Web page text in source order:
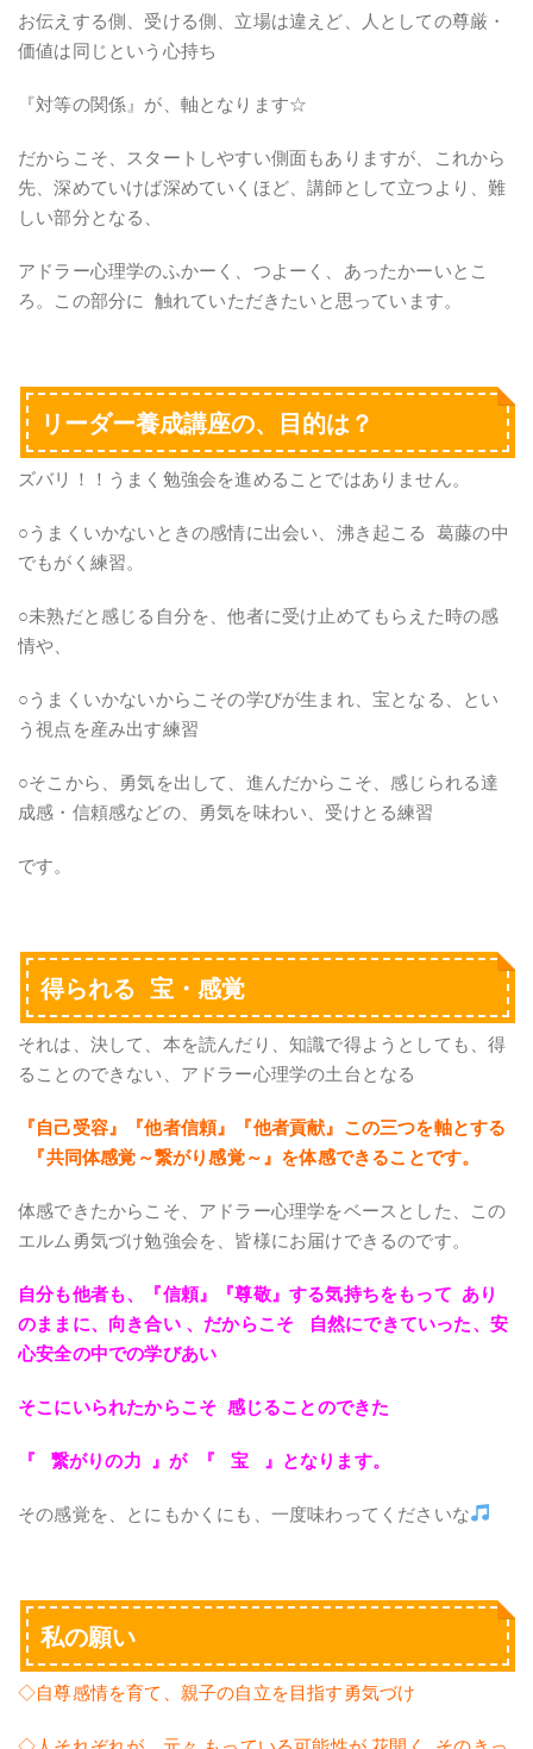
お伝えする側、受ける側、立場は違えど、人としての尊厳・
価値は同じという心持ち
『対等の関係』が、軸となります☆
だからこそ、スタートしやすい側面もありますが、これから
先、深めていけば深めていくほど、講師として立つより、難
しい部分となる、
アドラー心理学のふかーく、つよーく、あったかーいとこ
ろ。この部分に 触れていただきたいと思っています。
リーダー養成講座の、目的は？
ズバリ！！うまく勉強会を進めることではありません。
○うまくいかないときの感情に出会い、沸き起こる 葛藤の中
でもがく練習。
○未熟だと感じる自分を、他者に受け止めてもらえた時の感
情や、
○うまくいかないからこその学びが生まれ、宝となる、とい
う視点を産み出す練習
○そこから、勇気を出して、進んだからこそ、感じられる達
成感・信頼感などの、勇気を味わい、受けとる練習
です。
得られる 宝・感覚
それは、決して、本を読んだり、知識で得ようとしても、得
ることのできない、アドラー心理学の土台となる
『自己受容』『他者信頼』『他者貢献』この三つを軸とする
『共同体感覚～繋がり感覚～』を体感できることです。
体感できたからこそ、アドラー心理学をベースとした、この
エルム勇気づけ勉強会を、皆様にお届けできるのです。
自分も他者も、『信頼』『尊敬』する気持ちをもって あり
のままに、向き合い 、だからこそ 自然にできていった、安
心安全の中での学びあい
そこにいられたからこそ 感じることのできた
『 繋がりの力 』が 『 宝 』となります。
その感覚を、とにもかくにも、一度味わってくださいな
私の願い
◇自尊感情を育て、親子の自立を目指す勇気づけ